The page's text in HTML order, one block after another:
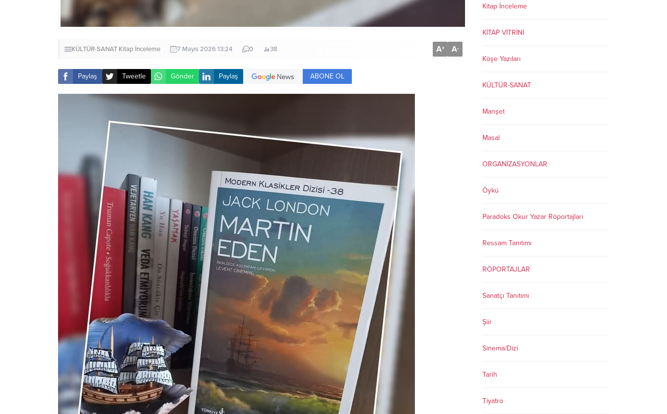
KÜLTÜR-SANAT Kitap İnceleme 7 Mayıs 2026 13:24 0 38 A+ A-
Paylaş Tweetle Gönder Paylaş ABONE OL
Kitap İnceleme
KİTAP VİTRİNİ
Köşe Yazıları
KÜLTÜR-SANAT
Manşet
Masal
ORGANİZASYONLAR
Öykü
Paradoks Okur Yazar Röportajları
Ressam Tanıtımı
RÖPORTAJLAR
Sanatçı Tanıtımı
Şiir
Sinema/Dizi
Tarih
Tiyatro